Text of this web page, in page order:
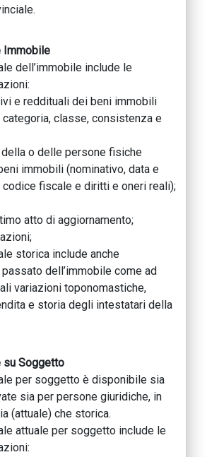
Immobile
dell’immobile include le
e reddituali dei beni immobili
categoria, classe, consistenza e
o delle persone fisiche
immobili (nominativo, data e
codice fiscale e diritti e oneri reali);
atto di aggiornamento;
storica include anche
dell’immobile come ad
variazioni toponomastiche,
e storia degli intestatari della
su Soggetto
per soggetto è disponibile sia
sia per persone giuridiche, in
(attuale) che storica.
attuale per soggetto include le